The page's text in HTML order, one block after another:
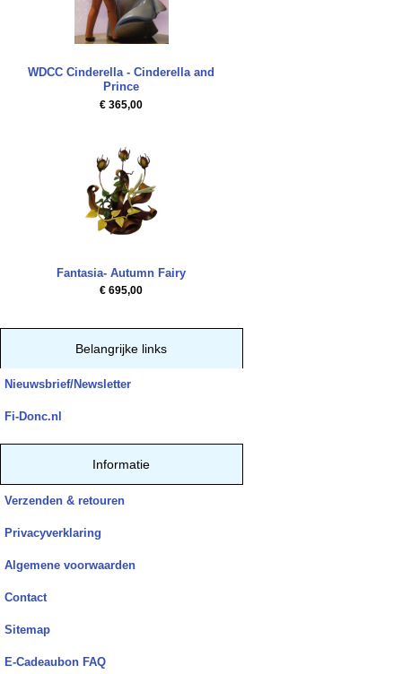
WDCC Cinderella - Cinderella and
Prince
€ 365,00
Fantasia- Autumn Fairy
€ 695,00
Belangrijke links
Nieuwsbrief/Newsletter
Fi-Donc.nl
Informatie
Verzenden & retouren
Privacyverklaring
Algemene voorwaarden
Contact
Sitemap
E-Cadeaubon FAQ